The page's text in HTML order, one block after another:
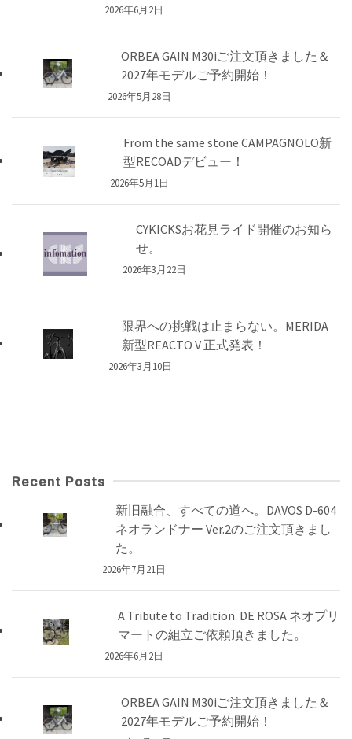
2026年6月2日
ORBEA GAIN M30iご注文頂きました＆
2027年モデルご予約開始！
2026年5月28日
From the same stone.CAMPAGNOLO新
型RECOADデビュー！
2026年5月1日
CYKICKSお花見ライド開催のお知ら
せ。
2026年3月22日
限界への挑戦は止まらない。MERIDA
新型REACTO V 正式発表！
2026年3月10日
Recent Posts
新旧融合、すべての道へ。DAVOS D-604
ネオランドナー Ver.2のご注文頂きまし
た。
2026年7月21日
A Tribute to Tradition. DE ROSA ネオプリ
マートの組立ご依頼頂きました。
2026年6月2日
ORBEA GAIN M30iご注文頂きました＆
2027年モデルご予約開始！